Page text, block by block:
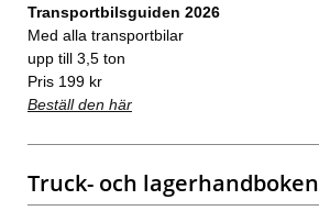
Transportbilsguiden 2026
Med alla transportbilar
upp till 3,5 ton
Pris 199 kr
Beställ den här
Truck- och lagerhandboken